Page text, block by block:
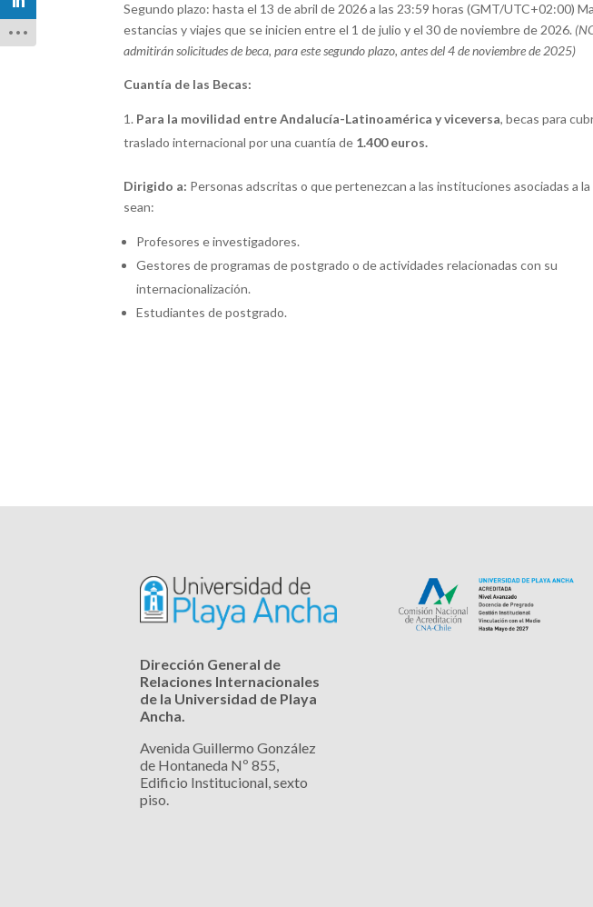
Segundo plazo: hasta el 13 de abril de 2026 a las 23:59 horas (GMT/UTC+02:00)
estancias y viajes que se inicien entre el 1 de julio y el 30 de noviembre de 2026.
admitirán solicitudes de beca, para este segundo plazo, antes del 4 de noviembre de 2025)
Cuantía de las Becas:
Para la movilidad entre Andalucía-Latinoamérica y viceversa, becas para
traslado internacional por una cuantía de 1.400 euros.
Dirigido a: Personas adscritas o que pertenezcan a las instituciones asociadas a
sean:
Profesores e investigadores.
Gestores de programas de postgrado o de actividades relacionadas con su
internacionalización.
Estudiantes de postgrado.
Dirección General de
Relaciones Internacionales
de la Universidad de Playa
Ancha.
Avenida Guillermo González
de Hontaneda Nº 855,
Edificio Institucional, sexto
piso.